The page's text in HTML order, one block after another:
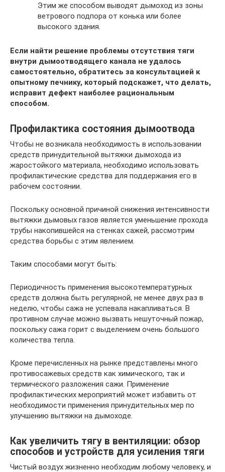
Этим же способом выводят дымоход из зоны
ветрового подпора от конька или более
высокого здания.
Если найти решение проблемы отсутствия тяги
внутри дымоотводящего канала не удалось
самостоятельно, обратитесь за консультацией к
опытному печнику, который подскажет, что делать,
исправит дефект наиболее рациональным
способом.
Профилактика состояния дымоотвода
Чтобы не возникала необходимость в использовании
средств принудительной вытяжки дымохода из
жаростойкого материала, необходимо использовать
профилактические средства для поддержания его в
рабочем состоянии.
Поскольку основной причиной снижения интенсивности
вытяжки дымовых газов является уменьшение прохода
трубы накопившейся на стенках сажей, рассмотрим
средства борьбы с этим явлением.
Таким способами могут быть:
Периодичность применения высокотемпературных
средств должна быть регулярной, не менее двух раз в
неделю, чтобы сажа не успевала накапливаться. В
противном случае можно вызвать нешуточный пожар,
поскольку сажа горит с выделением очень большого
количества тепла.
Кроме перечисленных на рынке представлены много
противосажевых средств как химического, так и
термического разложения сажи. Применение
профилактических мероприятий может избавить от
необходимости применения принудительных мер по
улучшению вытяжки на дымоходе.
Как увеличить тягу в вентиляции: обзор
способов и устройств для усиления тяги
Чистый воздух жизненно необходим любому человеку, и